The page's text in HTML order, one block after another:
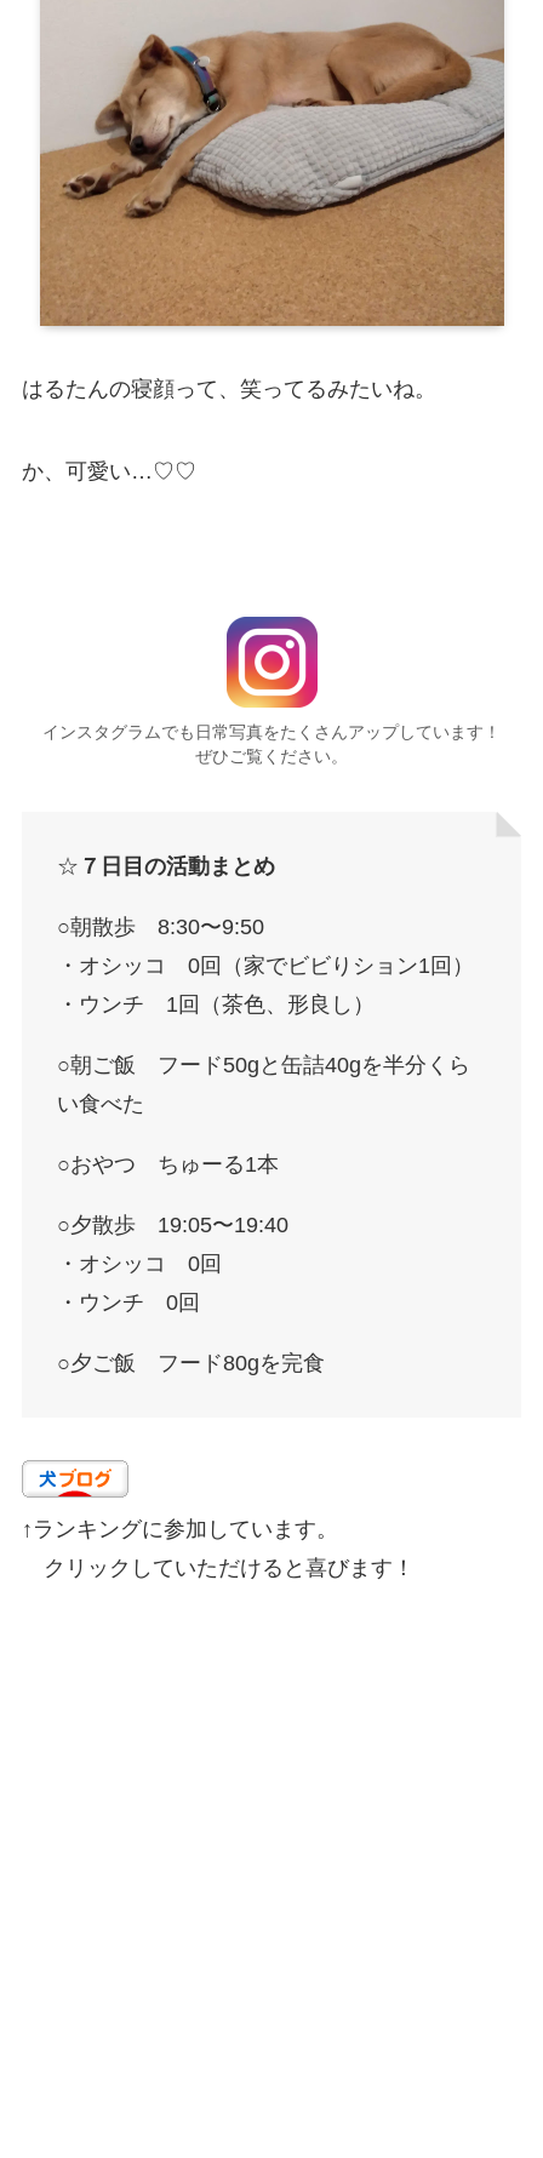
はるたんの寝顔って、笑ってるみたいね。
か、可愛い…♡♡
インスタグラムでも日常写真をたくさんアップしています！
ぜひご覧ください。
☆ ７日目の活動まとめ
○朝散歩 8:30〜9:50
・オシッコ 0回（家でビビりション1回）
・ウンチ 1回（茶色、形良し）
○朝ご飯 フード50gと缶詰40gを半分くら
い食べた
○おやつ ちゅーる1本
○夕散歩 19:05〜19:40
・オシッコ 0回
・ウンチ 0回
○夕ご飯 フード80gを完食
↑ランキングに参加しています。
クリックしていただけると喜びます！